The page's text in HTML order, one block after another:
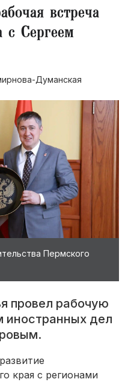
встреча
Сергеем
Думанская
Пермского
провел рабочую
иностранных дел
края с регионами